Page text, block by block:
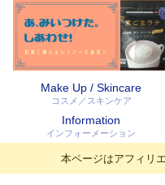
Make Up / Skincare
コスメ／スキンケア
Information
インフォーメーション
本ページはアフィリ